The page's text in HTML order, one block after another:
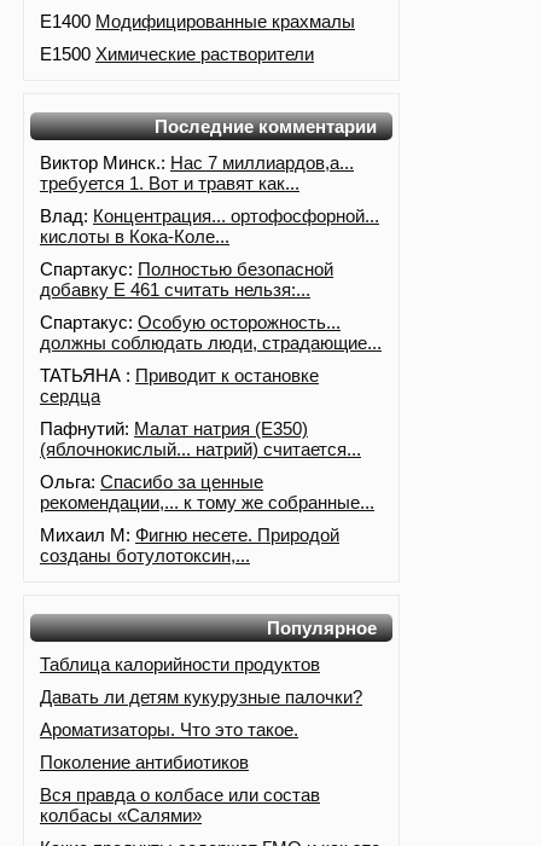
E1400 Модифицированные крахмалы
E1500 Химические растворители
Последние комментарии
Виктор Минск.: Нас 7 миллиардов,а...
требуется 1. Вот и травят как...
Влад: Концентрация... ортофосфорной...
кислоты в Кока-Коле...
Спартакус: Полностью безопасной
добавку Е 461 считать нельзя:...
Спартакус: Особую осторожность...
должны соблюдать люди, страдающие...
ТАТЬЯНА : Приводит к остановке
сердца
Пафнутий: Малат натрия (E350)
(яблочнокислый... натрий) считается...
Ольга: Спасибо за ценные
рекомендации,... к тому же собранные...
Михаил М: Фигню несете. Природой
созданы ботулотоксин,...
Популярное
Таблица калорийности продуктов
Давать ли детям кукурузные палочки?
Ароматизаторы. Что это такое.
Поколение антибиотиков
Вся правда о колбасе или состав
колбасы «Салями»